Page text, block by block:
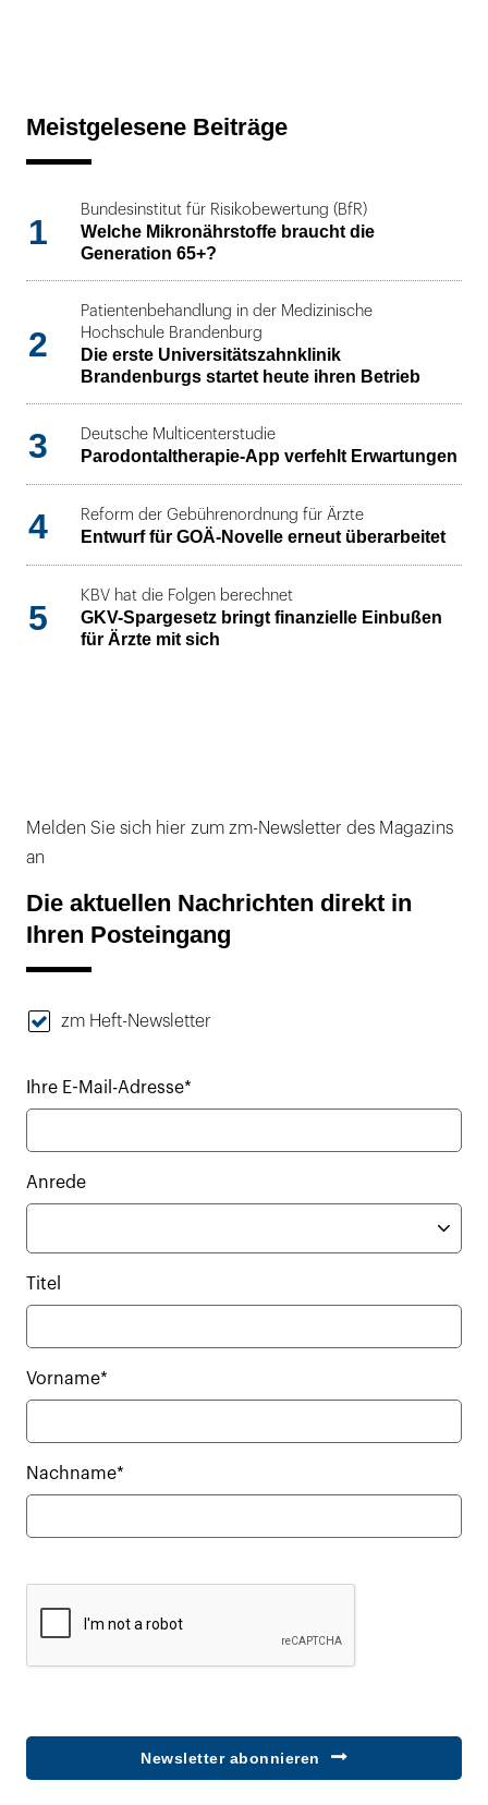
Meistgelesene Beiträge
1
Bundesinstitut für Risikobewertung (BfR)
Welche Mikronährstoffe braucht die
Generation 65+?
2
Patientenbehandlung in der Medizinische
Hochschule Brandenburg
Die erste Universitätszahnklinik
Brandenburgs startet heute ihren Betrieb
3 Deutsche Multicenterstudie
Parodontaltherapie-App verfehlt Erwartungen
4 Reform der Gebührenordnung für Ärzte
Entwurf für GOÄ-Novelle erneut überarbeitet
5
KBV hat die Folgen berechnet
GKV-Spargesetz bringt finanzielle Einbußen
für Ärzte mit sich
Melden Sie sich hier zum zm-Newsletter des Magazins
an
Die aktuellen Nachrichten direkt in
Ihren Posteingang
zm Heft-Newsletter
Ihre E-Mail-Adresse*
Anrede
Titel
Vorname*
Nachname*
Newsletter abonnieren